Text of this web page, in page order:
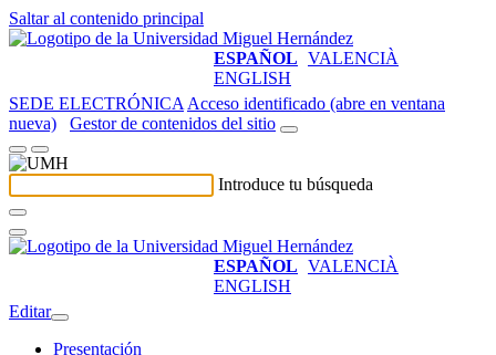
Saltar al contenido principal
ESPAÑOL VALENCIÀ
ENGLISH
SEDE ELECTRÓNICA Acceso identificado (abre en ventana
nueva)
Gestor de contenidos del sitio
Introduce tu búsqueda
ESPAÑOL VALENCIÀ
ENGLISH
Editar
Presentación